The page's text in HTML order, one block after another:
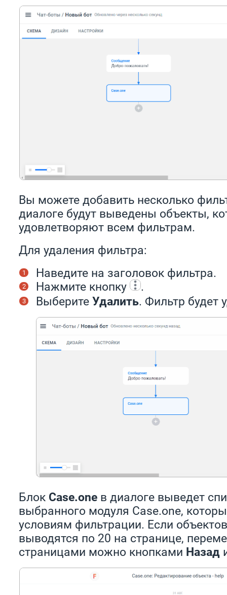
Вы можете добавить несколько
диалоге будут выведены объекты,
удовлетворяют всем фильтрам.
Для удаления фильтра:
Наведите на заголовок фильтра.
Нажмите кнопку
.
Выберите Удалить. Фильтр будет
Блок Case.one в диалоге выведет
выбранного модуля Case.one,
условиям фильтрации. Если
выводятся по 20 на странице,
страницами можно кнопками Назад